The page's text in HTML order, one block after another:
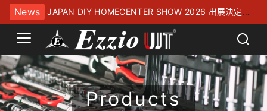
News
JAPAN DIY HOMECENTER SHOW 2026 出展決定！
幕張メッセにてお待ちしております
Products